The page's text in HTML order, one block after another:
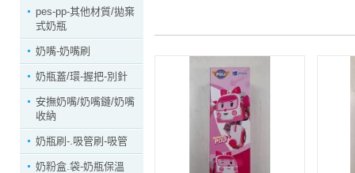
pes-pp-其他材質/拋棄
式奶瓶
奶嘴-奶嘴刷
奶瓶蓋/環-握把-別針
安撫奶嘴/奶嘴鏈/奶嘴
收納
奶瓶刷-.吸管刷-吸管
奶粉盒.袋-奶瓶保溫